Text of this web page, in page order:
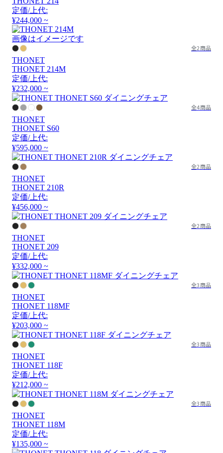
定価/上代:
¥244,000 ~
画像はイメージです
全2商品
THONET
THONET 214M
定価/上代:
¥232,000 ~
全4商品
THONET
THONET S60
定価/上代:
¥595,000 ~
全2商品
THONET
THONET 210R
定価/上代:
¥456,000 ~
全2商品
THONET
THONET 209
定価/上代:
¥332,000 ~
全3商品
THONET
THONET 118MF
定価/上代:
¥203,000 ~
全3商品
THONET
THONET 118F
定価/上代:
¥212,000 ~
全3商品
THONET
THONET 118M
定価/上代:
¥135,000 ~